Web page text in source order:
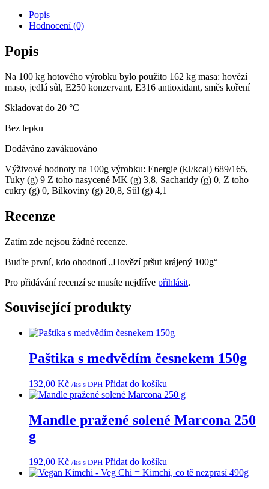
Popis
Hodnocení (0)
Popis
Na 100 kg hotového výrobku bylo použito 162 kg masa: hovězí
maso, jedlá sůl, E250 konzervant, E316 antioxidant, směs koření
Skladovat do 20 °C
Bez lepku
Dodáváno zavákuováno
Výživové hodnoty na 100g výrobku: Energie (kJ/kcal) 689/165,
Tuky (g) 9 Z toho nasycené MK (g) 3,8, Sacharidy (g) 0, Z toho
cukry (g) 0, Bílkoviny (g) 20,8, Sůl (g) 4,1
Recenze
Zatím zde nejsou žádné recenze.
Buďte první, kdo ohodnotí „Hovězí pršut krájený 100g“
Pro přidávání recenzí se musíte nejdříve přihlásit.
Související produkty
Paštika s medvědím česnekem 150g
132,00 Kč /ks s DPH Přidat do košíku
Mandle pražené solené Marcona 250
g
192,00 Kč /ks s DPH Přidat do košíku